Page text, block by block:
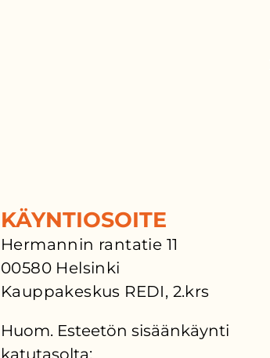
KÄYNTIOSOITE
Hermannin rantatie 11
00580 Helsinki
Kauppakeskus REDI, 2.krs
Huom. Esteetön sisäänkäynti
katutasolta: